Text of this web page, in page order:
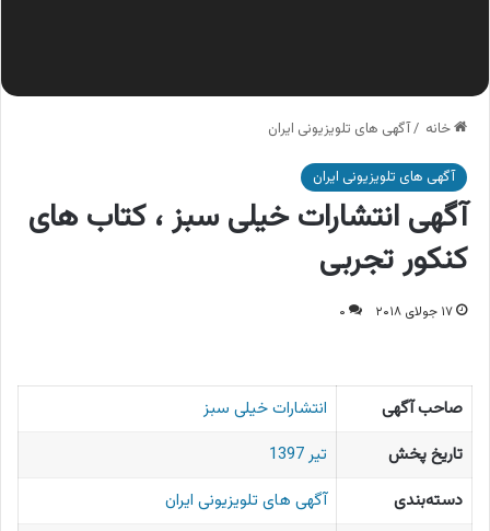
خانه /آگهی های تلویزیونی ایران
آگهی های تلویزیونی ایران
آگهی انتشارات خیلی سبز ، کتاب های
کنکور تجربی
۱۷ جولای ۲۰۱۸ ۰
صاحب آگهی
انتشارات خیلی سبز
تاریخ پخش
تیر 1397
دسته‌بندی
آگهی های تلویزیونی ایران